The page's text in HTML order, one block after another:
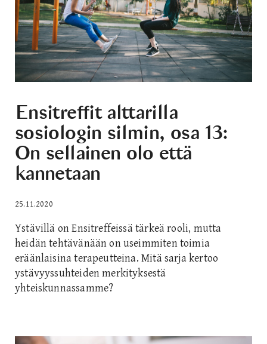
Ensitreffit alttarilla
sosiologin silmin, osa 13:
On sellainen olo että
kannetaan
25.11.2020
Ystävillä on Ensitreffeissä tärkeä rooli, mutta
heidän tehtävänään on useimmiten toimia
eräänlaisina terapeutteina. Mitä sarja kertoo
ystävyyssuhteiden merkityksestä
yhteiskunnassamme?